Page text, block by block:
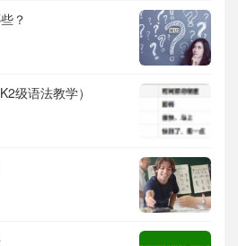
？
级语法教学）